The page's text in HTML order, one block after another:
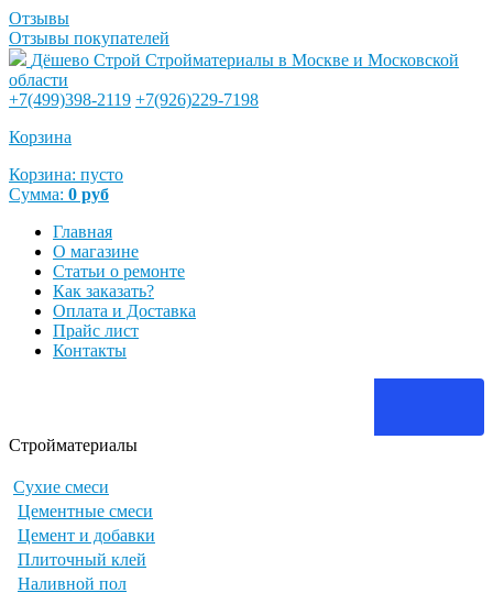
Отзывы
Отзывы покупателей
Дёшево Строй Стройматериалы в Москве и Московской
области
+7(499)398-2119 +7(926)229-7198
Корзина
Корзина: пусто
Сумма: 0 руб
Главная
О магазине
Статьи о ремонте
Как заказать?
Оплата и Доставка
Прайс лист
Контакты
Стройматериалы
Сухие смеси
Цементные смеси
Цемент и добавки
Плиточный клей
Наливной пол